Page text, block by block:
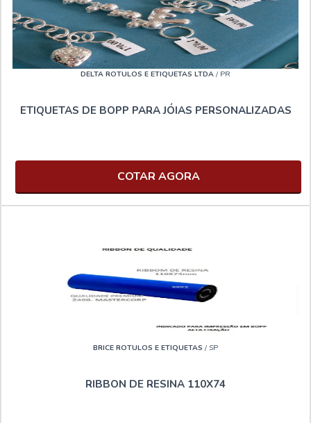
DELTA ROTULOS E ETIQUETAS LTDA / PR
ETIQUETAS DE BOPP PARA JÓIAS PERSONALIZADAS
COTAR AGORA
BRICE ROTULOS E ETIQUETAS / SP
RIBBON DE RESINA 110X74